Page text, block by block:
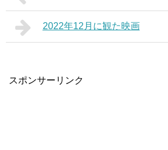
2022年12月に観た映画
スポンサーリンク